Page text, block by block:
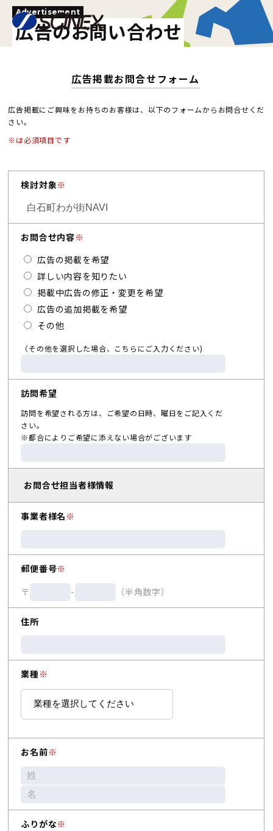
Advertisement
広告のお問い合わせ
広告掲載お問合せフォーム
広告掲載にご興味をお持ちのお客様は、以下のフォームからお問合せくだ
さい。
※は必須項目です
検討対象※
お問合せ内容※
広告の掲載を希望
詳しい内容を知りたい
掲載中広告の修正・変更を希望
広告の追加掲載を希望
その他
（その他を選択した場合、こちらにご入力ください)
訪問希望
訪問を希望される方は、ご希望の日時、曜日をご記入くだ
さい。
※都合によりご希望に添えない場合がございます
お問合せ担当者様情報
事業者様名 ※
郵便番号※
〒
- （半角数字）
住所
業種 ※
お名前※
ふりがな※